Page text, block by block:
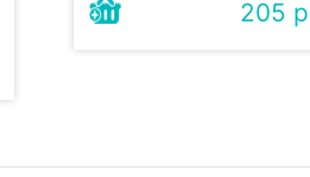
205